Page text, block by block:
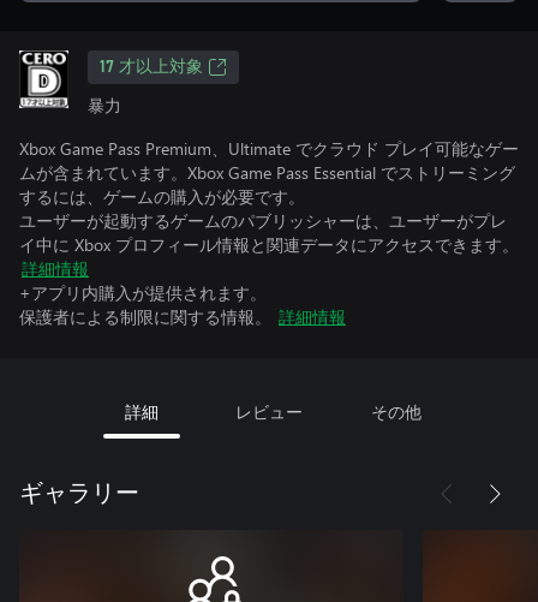
17 才以上対象
暴力
Xbox Game Pass Premium、Ultimate でクラウド プレイ可能なゲー
ムが含まれています。Xbox Game Pass Essential でストリーミング
するには、ゲームの購入が必要です。
ユーザーが起動するゲームのパブリッシャーは、ユーザーがプレ
イ中に Xbox プロフィール情報と関連データにアクセスできます。
詳細情報
+アプリ内購入が提供されます。
保護者による制限に関する情報。
詳細情報
詳細 レビュー その他
ギャラリー